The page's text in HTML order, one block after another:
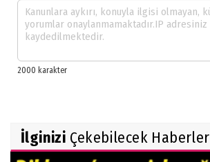
İlginizi Çekebilecek Haberler